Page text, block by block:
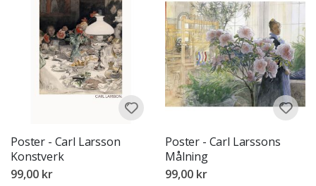
Poster - Carl Larsson
Konstverk
99,00 kr
Poster - Carl Larssons
Målning
99,00 kr